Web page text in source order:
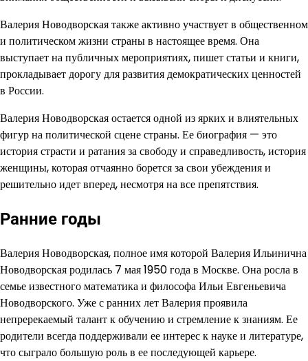
Валерия Новодворская также активно участвует в общественном
и политическом жизни страны в настоящее время. Она
выступает на публичных мероприятиях, пишет статьи и книги,
прокладывает дорогу для развития демократических ценностей
в России.
Валерия Новодворская остается одной из ярких и влиятельных
фигур на политической сцене страны. Ее биография — это
история страсти и ратания за свободу и справедливость, история
женщины, которая отчаянно борется за свои убеждения и
решительно идет вперед, несмотря на все препятствия.
Ранние годы
Валерия Новодворская, полное имя которой Валерия Ильинична
Новодворская родилась 7 мая 1950 года в Москве. Она росла в
семье известного математика и философа Ильи Евгеньевича
Новодворского. Уже с ранних лет Валерия проявила
непререкаемый талант к обучению и стремление к знаниям. Ее
родители всегда поддерживали ее интерес к науке и литературе,
что сыграло большую роль в ее последующей карьере.